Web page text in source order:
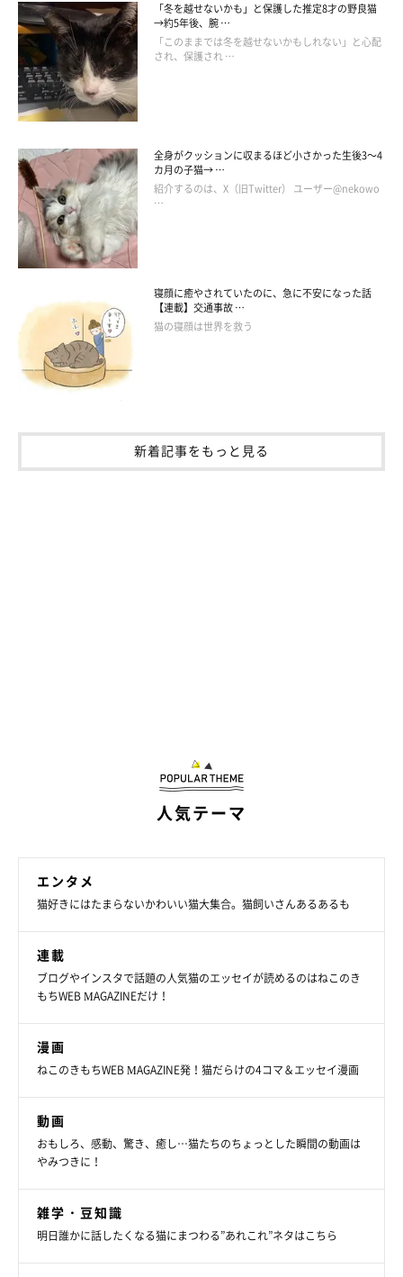
《写真左から》あずきくん、先住猫・ミィちゃん（オス）。先住猫たちと打
ち解けたころの微笑ましい一枚。
@geratoni0718
しかし、その後の状況が変わり、その方への譲渡は難しくなって
しまいました。
飼い主さんの家にはすでに4匹の先住猫がいたため迷いもあった
ものの、最終的にはあずきくんを「5匹目の家族」として受け入
れる決意をしたといいます。
あずきくん
@geratoni0718
「冬を越せないかも」と保護した推定8才の野良猫
→約5年後、腕 …
「このままでは冬を越せないかもしれない」と心配
され、保護され …
全身がクッションに収まるほど小さかった生後3～4
カ月の子猫→ …
紹介するのは、X（旧Twitter） ユーザー@nekowo
…
寝顔に癒やされていたのに、急に不安になった話
【連載】交通事故 …
猫の寝顔は世界を救う
新着記事をもっと見る
人気テーマ
エンタメ
猫好きにはたまらないかわいい猫大集合。猫飼いさんあるあるも
連載
ブログやインスタで話題の人気猫のエッセイが読めるのはねこのき
もちWEB MAGAZINEだけ！
漫画
ねこのきもちWEB MAGAZINE発！猫だらけの4コマ＆エッセイ漫画
動画
おもしろ、感動、驚き、癒し…猫たちのちょっとした瞬間の動画は
やみつきに！
雑学・豆知識
明日誰かに話したくなる猫にまつわる”あれこれ”ネタはこちら